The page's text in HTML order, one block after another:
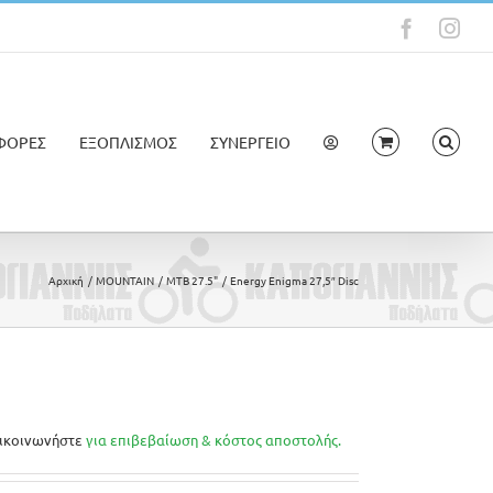
ΕΞΟΠΛΙΣΜΟΣ ΣΥΝΕΡΓΕΙΟ
Αρχική MOUNTAIN MTB 27.5" Energy Enigma 27,5″ Disc
για επιβεβαίωση & κόστος αποστολής.